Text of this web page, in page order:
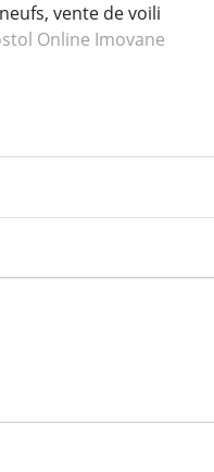
vente de voili
Online Imovane